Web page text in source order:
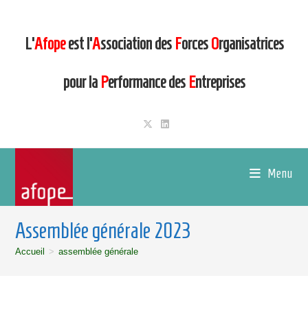
L’Afopeest l’Association des ForcesOrganisatrices
pour la Performance des Entreprises
Menu
Assemblée générale 2023
Accueil > assemblée générale